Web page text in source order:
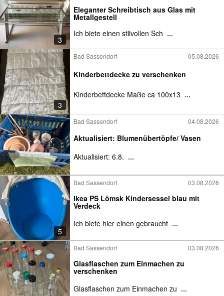
3
Eleganter Schreibtisch aus Glas mit
Metallgestell
Ich biete einen stilvollen Sch ...
3
Bad Sassendorf 05.08.2026
Kinderbettdecke zu verschenken
Kinderbettdecke Maße ca 100x13 ...
Bad Sassendorf 04.08.2026
Aktualisiert: Blumenübertöpfe/ Vasen
Aktualisiert: 6.8. ...
5
Bad Sassendorf 03.08.2026
Ikea PS Lömsk Kindersessel blau mit
Verdeck
Ich biete hier einen gebraucht ...
Bad Sassendorf 03.08.2026
Glasflaschen zum Einmachen zu
verschenken
Glasflaschen zum Einmachen zu ...